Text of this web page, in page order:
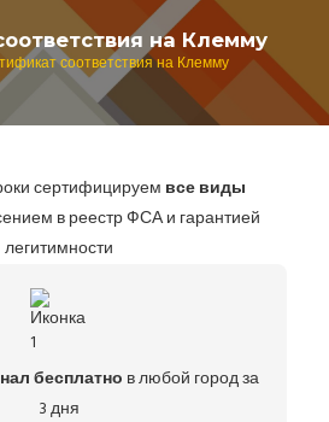
на Клемму
соответствия на Клемму
сертифицируем все виды
в реестр ФСА и гарантией
легитимности
бесплатно в любой город за
3 дня